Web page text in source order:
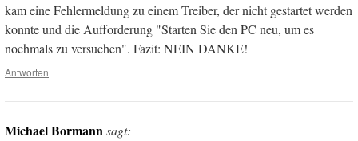
kam eine Fehlermeldung zu einem Treiber, der nicht gestartet werden
konnte und die Aufforderung "Starten Sie den PC neu, um es
nochmals zu versuchen". Fazit: NEIN DANKE!
Antworten
Michael Bormannsagt: